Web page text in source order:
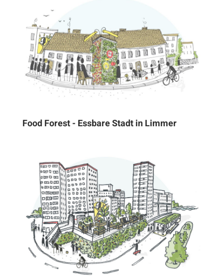
Food Forest - Essbare Stadt in Limmer